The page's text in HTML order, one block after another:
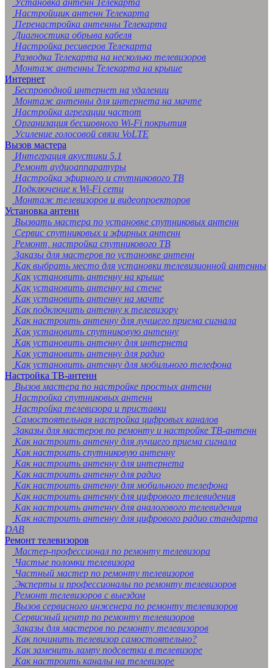
Установка антенн Телекарта
Настройщик антенн Телекарта
Перенастройка антенны Телекарта
Диагностика обрыва кабеля
Настройка ресиверов Телекарта
Разводка Телекарта на несколько телевизоров
Монтаж антенны Телекарта на крыше
Интернет
Беспроводной интернет на удалении
Монтаж антенны для интернета на мачте
Настройка агрегации частот
Организация бесшовного Wi-Fi покрытия
Усиление голосовой связи VoLTE
Вызов мастера
Интеграция акустики 5.1
Ремонт аудиоаппаратуры
Настройка эфирного и спутникового ТВ
Подключение к Wi-Fi сети
Монтаж телевизоров и видеопроекторов
Установка антенн
Вызвать мастера по установке спутниковых антенн
Сервис спутниковых и эфирных антенн
Ремонт, настройка спутникового ТВ
Заказы для мастеров по установке антенн
Как выбрать место для установки телевизионной антенны
Как установить антенну на крыше
Как установить антенну на стене
Как установить антенну на мачте
Как подключить антенну к телевизору
Как настроить антенну для лучшего приема сигнала
Как установить спутниковую антенну
Как установить антенну для интернета
Как установить антенну для радио
Как установить антенну для мобильного телефона
Настройка ТВ-антенн
Вызов мастера по настройке простых антенн
Настройка спутниковых антенн
Настройка телевизора и приставки
Самостоятельная настройка цифровых каналов
Заказы для мастеров по ремонту и настройке ТВ-антенн
Как настроить антенну для лучшего приема сигнала
Как настроить спутниковую антенну
Как настроить антенну для интернета
Как настроить антенну для радио
Как настроить антенну для мобильного телефона
Как настроить антенну для цифрового телевидения
Как настроить антенну для аналогового телевидения
Как настроить антенну для цифрового радио стандарта
DAB
Ремонт телевизоров
Мастер-профессионал по ремонту телевизора
Частые поломки телевизора
Частный мастер по ремонту телевизоров
Эксперты и профессионалы по ремонту телевизоров
Ремонт телевизоров с выездом
Вызов сервисного инженера по ремонту телевизоров
Сервисный центр по ремонту телевизоров
Заказы для мастеров по ремонту телевизоров
Как починить телевизор самостоятельно?
Как заменить лампу подсветки в телевизоре
Как настроить каналы на телевизоре